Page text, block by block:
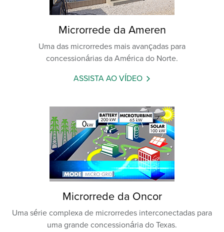
Microrrede da Ameren
Uma das microrredes mais avançadas para
concessionárias da América do Norte.
ASSISTA AO VÍDEO
Microrrede da Oncor
Uma série complexa de microrredes interconectadas para
uma grande concessionária do Texas.